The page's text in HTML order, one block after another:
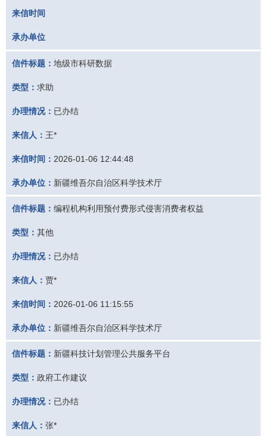
来信时间
承办单位
信件标题： 地级市科研数据
类型： 求助
办理情况： 已办结
来信人： 王*
来信时间： 2026-01-06 12:44:48
承办单位： 新疆维吾尔自治区科学技术厅
信件标题： 编程机构利用预付费形式侵害消费者权益
类型： 其他
办理情况： 已办结
来信人： 贾*
来信时间： 2026-01-06 11:15:55
承办单位： 新疆维吾尔自治区科学技术厅
信件标题： 新疆科技计划管理公共服务平台
类型： 政府工作建议
办理情况： 已办结
来信人： 张*